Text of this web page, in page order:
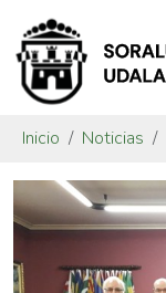
Inicio Noticias